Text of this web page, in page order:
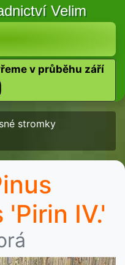
Velim
v průběhu září
stromky
IV.'